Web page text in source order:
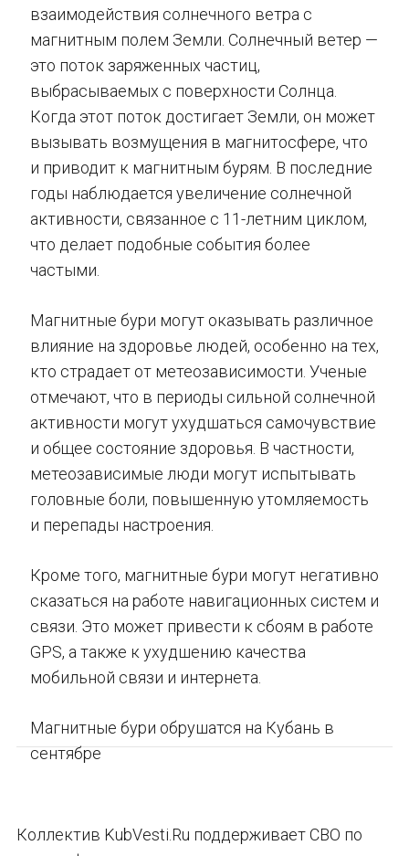
взаимодействия солнечного ветра с
магнитным полем Земли. Солнечный ветер —
это поток заряженных частиц,
выбрасываемых с поверхности Солнца.
Когда этот поток достигает Земли, он может
вызывать возмущения в магнитосфере, что
и приводит к магнитным бурям. В последние
годы наблюдается увеличение солнечной
активности, связанное с 11-летним циклом,
что делает подобные события более
частыми.
Магнитные бури могут оказывать различное
влияние на здоровье людей, особенно на тех,
кто страдает от метеозависимости. Ученые
отмечают, что в периоды сильной солнечной
активности могут ухудшаться самочувствие
и общее состояние здоровья. В частности,
метеозависимые люди могут испытывать
головные боли, повышенную утомляемость
и перепады настроения.
Кроме того, магнитные бури могут негативно
сказаться на работе навигационных систем и
связи. Это может привести к сбоям в работе
GPS, а также к ухудшению качества
мобильной связи и интернета.
Магнитные бури обрушатся на Кубань в
сентябре
Коллектив KubVesti.Ru поддерживает СВО по